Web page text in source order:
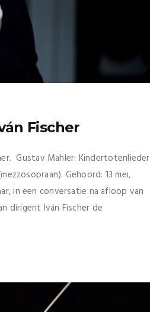
Fischer
Gustav Mahler: Kindertotenlieder
Gehoord: 13 mei,
in een conversatie na afloop van
dirigent Iván Fischer de